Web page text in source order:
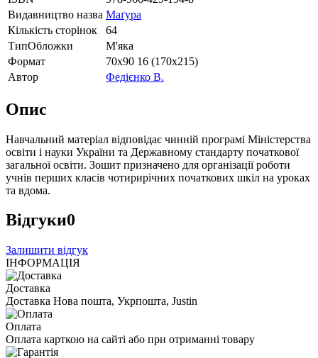
Видавництво назва Маґура
Кількість сторінок
64
ТипОбложки
М'яка
Формат
70х90 16 (170х215)
Автор
Федієнко В.
Опис
Навчальний матеріал відповідає чинній програмі Міністерства
освіти і науки України та Державному стандарту початкової
загальної освіти. Зошит призначено для організації роботи
учнів перших класів чотирирічних початкових шкіл на уроках
та вдома.
Відгуки0
Залишити відгук
ІНФОРМАЦІЯ
Доставка
Доставка Нова пошта, Укрпошта, Justin
Оплата
Оплата карткою на сайті або при отриманні товару